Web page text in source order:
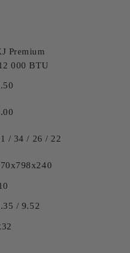
Premium
000 BTU
/ 34 / 26 / 22
/ 9.52